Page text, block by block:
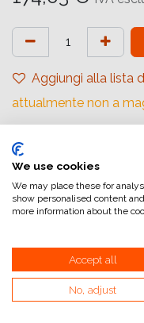
Aggiungi alla lista
attualmente non a
Riferimento interno:
Collegamenti utili
Home
Condizioni generali di
We use cookies
We may place these for
show personalised content
more information about the
Accept all
No, adjust